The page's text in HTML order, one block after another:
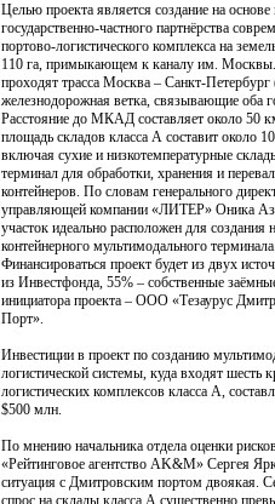
Целью проекта является создание на основе
государственно-частного партнёрства
портово-логистического комплекса на
110 га, примыкающем к каналу им.
проходят трасса Москва – Санкт-
железнодорожная ветка, связывающие оба
Расстояние до МКАД составляет около 50
площадь складов класса А составит около
включая сухие и низкотемпературные
терминал для обработки, хранения и
контейнеров. По словам генерального
управляющей компании «ЛИТЕР» Оника
участок идеально расположен для создания
контейнерного мультимодального
Финансироваться проект будет из двух
из Инвестфонда, 55% – собственные
инициатора проекта – ООО «Тезаурус
Порт».
Инвестиции в проект по созданию
логистической системы, куда входят шесть
логистических комплексов класса А,
$500 млн.
По мнению начальника отдела оценки
«Рейтинговое агентство AK&M» Сергея
ситуация с Дмитровским портом двоякая.
спрос на склады класса А существенно